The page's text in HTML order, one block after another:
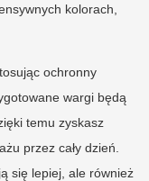
kolorach,
ochronny
wargi będą
temu zyskasz
przez cały dzień.
się lepiej, ale również